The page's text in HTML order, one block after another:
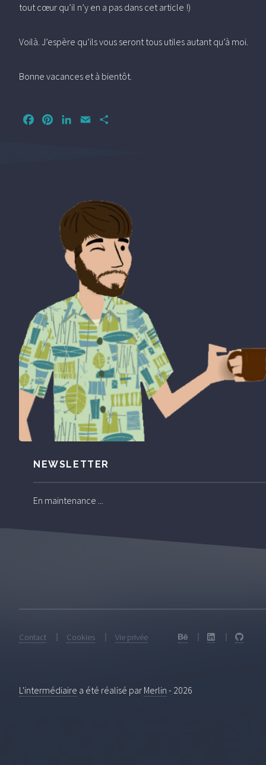
tout cœur qu’il n’y en a pas dans cet article !)
Voilà. J’espère qu’ils vous seront tous utiles autant qu’à moi.
Bonne vacances et à bientôt.
FacebookPinterestLinkedIn
Email
NEWSLETTER
En maintenance ...
Contact Cookies Vie privée
L'intermédiaire a été réalisé par Merlin - 2026